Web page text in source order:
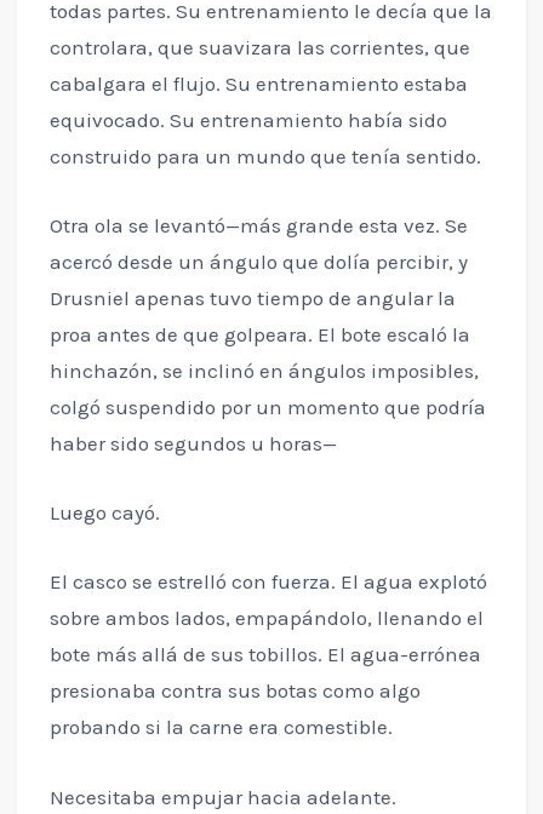
todas partes. Su entrenamiento le decía que la
controlara, que suavizara las corrientes, que
cabalgara el flujo. Su entrenamiento estaba
equivocado. Su entrenamiento había sido
construido para un mundo que tenía sentido.
Otra ola se levantó—más grande esta vez. Se
acercó desde un ángulo que dolía percibir, y
Drusniel apenas tuvo tiempo de angular la
proa antes de que golpeara. El bote escaló la
hinchazón, se inclinó en ángulos imposibles,
colgó suspendido por un momento que podría
haber sido segundos u horas—
Luego cayó.
El casco se estrelló con fuerza. El agua explotó
sobre ambos lados, empapándolo, llenando el
bote más allá de sus tobillos. El agua-errónea
presionaba contra sus botas como algo
probando si la carne era comestible.
Necesitaba empujar hacia adelante.